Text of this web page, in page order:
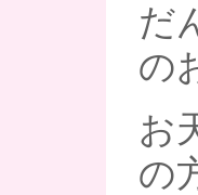
だ
の
お
の